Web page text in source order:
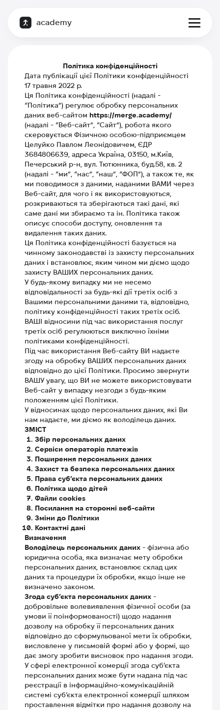
academy
Політика конфіденційності
Дата публікації цієї Політики конфіденційності
17 травня 2022 р.
Ця Політика конфіденційності (надалі -
“Політика”) регулює обробку персональних
даних веб-сайтом https://merge.academy/
(надалі - “Веб-сайт”, “Сайт”), робота якого
скеровується Фізичною особою-підприємцем
Целуйко Павлом Леонідовичем, ЄДР
3684806639, адреса Україна, 03150, м.Київ,
Печерський р-н, вул. Тютюнника, буд.58, кв. 2
(надалі - “ми”, “нас”, “наш”, “ФОП”), а також те, як
ми поводимося з даними, наданими ВАМИ через
Веб-сайт, для чого і як використовуються,
розкриваються та зберігаються такі дані, які
саме дані ми збираємо та ін. Політика також
описує способи доступу, оновлення та
видалення таких даних.
Ця Політика конфіденційності базується на
чинному законодавстві із захисту персональних
даних і встановлює, яким чином ми діємо щодо
захисту ВАШИХ персональних даних.
У будь-якому випадку ми не несемо
відповідальності за будь-які дії третіх осіб з
Вашими персональними даними та, відповідно,
політику конфіденційності таких третіх осіб.
ВАШІ відносини під час використання послуг
третіх осіб регулюються виключно їхніми
політиками конфіденційності.
Під час використання Веб-сайту ВИ надаєте
згоду на обробку ВАШИХ персональних даних
відповідно до цієї Політики. Просимо звернути
ВАШУ увагу, що ВИ не можете використовувати
Веб-сайт у випадку незгоди з будь-яким
положенням цієї Політики.
У відносинах щодо персональних даних, які Ви
нам надаєте, ми діємо як володілець даних.
ЗМІСТ
Збір персональних даних
Сервіси операторів платежів
Поширення персональних даних
Захист та безпека персональних даних
Права суб’єкта персональних даних
Політика щодо дітей
Файли cookies
Посилання на сторонні веб-сайти
Зміни до Політики
Контактні дані
Визначення
Володілець персональних даних - фізична або
юридична особа, яка визначає мету обробки
персональних даних, встановлює склад цих
даних та процедури їх обробки, якщо інше не
визначено законом.
Згода суб’єкта персональних даних -
добровільне волевиявлення фізичної особи (за
умови її поінформованості) щодо надання
дозволу на обробку її персональних даних
відповідно до сформульованої мети їх обробки,
висловлене у письмовій формі або у формі, що
дає змогу зробити висновок про надання згоди.
У сфері електронної комерції згода суб’єкта
персональних даних може бути надана під час
реєстрації в інформаційно-комунікаційній
системі суб’єкта електронної комерції шляхом
проставлення відмітки про надання дозволу на